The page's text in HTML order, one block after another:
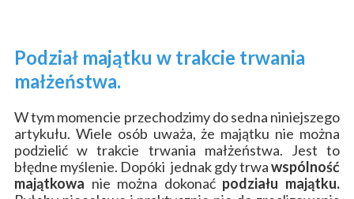
Podział majątku w trakcie trwania
małżeństwa.
W tym momencie przechodzimy do sedna niniejszego
artykułu. Wiele osób uważa, że majątku nie można
podzielić w trakcie trwania małżeństwa. Jest to
błędne myślenie. Dopóki jednak gdy trwawspólność
majątkowa nie można dokonać podziału majątku.